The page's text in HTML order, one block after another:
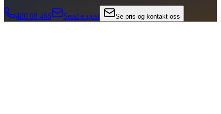
480 08 466 Send e-post Se pris og kontakt oss